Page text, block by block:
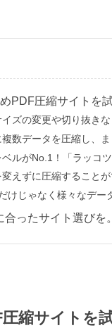
PDF圧縮サイトを
ズの変更や切り抜き
数データを圧縮し、ま
ルがNo.1！「ラッコツ
えずに圧縮することが
けじゃなく様々なデー
合ったサイト選びを。
縮サイトを